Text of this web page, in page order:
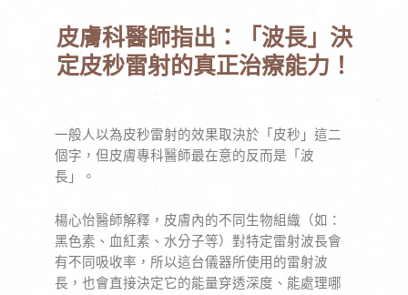
皮膚科醫師指出：「波長」決
定皮秒雷射的真正治療能力！
一般人以為皮秒雷射的效果取決於「皮秒」這二
個字，但皮膚專科醫師最在意的反而是「波
長」。
楊心怡醫師解釋，皮膚內的不同生物組織（如：
黑色素、血紅素、水分子等）對特定雷射波長會
有不同吸收率，所以這台儀器所使用的雷射波
長，也會直接決定它的能量穿透深度、能處理哪